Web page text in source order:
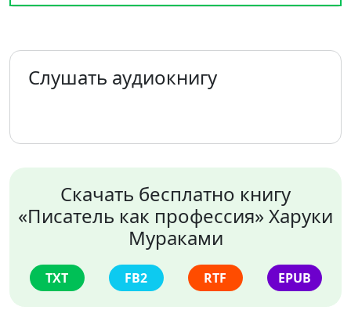
Слушать аудиокнигу
Скачать бесплатно книгу
«Писатель как профессия» Харуки
Мураками
TXT FB2 RTF EPUB